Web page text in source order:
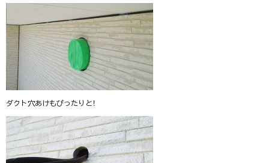
ダクト穴あけもぴったりと！